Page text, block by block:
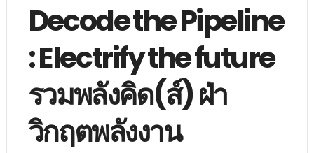
Decode the Pipeline
: Electrify the future
รวมพลังคิด(ส์) ฝ่า
วิกฤตพลังงาน